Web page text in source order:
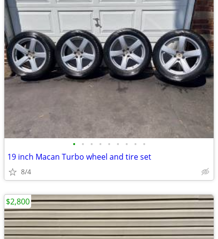
• • • • • • • • •
19 inch Macan Turbo wheel and tire set
8/4
$2,800